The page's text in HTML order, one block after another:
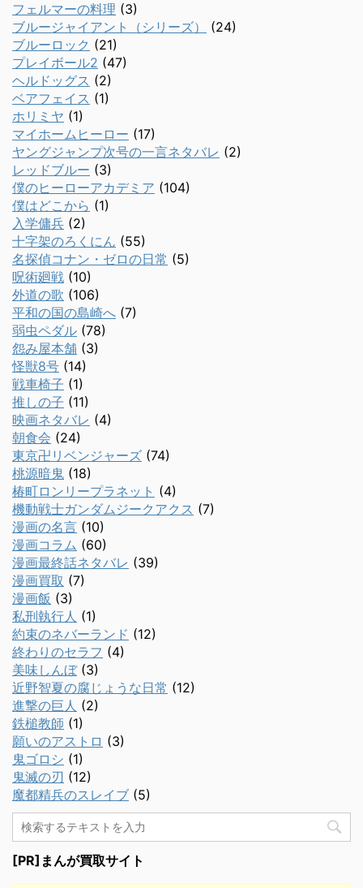
フェルマーの料理 (3)
ブルージャイアント（シリーズ）
(24)
ブルーロック (21)
プレイボール2 (47)
ヘルドッグス (2)
ベアフェイス (1)
ホリミヤ (1)
マイホームヒーロー (17)
ヤングジャンプ次号の一言ネタバレ (2)
レッドブルー (3)
僕のヒーローアカデミア (104)
僕はどこから (1)
入学傭兵 (2)
十字架のろくにん (55)
名探偵コナン・ゼロの日常 (5)
呪術廻戦 (10)
外道の歌 (106)
平和の国の島崎へ (7)
弱虫ペダル (78)
怨み屋本舗 (3)
怪獣8号 (14)
戦車椅子 (1)
推しの子 (11)
映画ネタバレ (4)
朝食会 (24)
東京卍リベンジャーズ (74)
桃源暗鬼 (18)
椿町ロンリープラネット (4)
機動戦士ガンダムジークアクス (7)
漫画の名言 (10)
漫画コラム (60)
漫画最終話ネタバレ (39)
漫画買取 (7)
漫画飯 (3)
私刑執行人 (1)
約束のネバーランド (12)
終わりのセラフ (4)
美味しんぼ(3)
近野智夏の腐じょうな日常 (12)
進撃の巨人 (2)
鉄槌教師 (1)
願いのアストロ (3)
鬼ゴロシ (1)
鬼滅の刃 (12)
魔都精兵のスレイブ (5)
[PR]まんが買取サイト